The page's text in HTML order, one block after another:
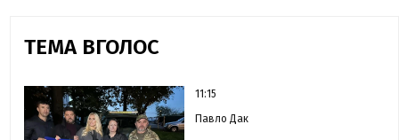
ТЕМА ВГОЛОС
11:15
Павло Дак